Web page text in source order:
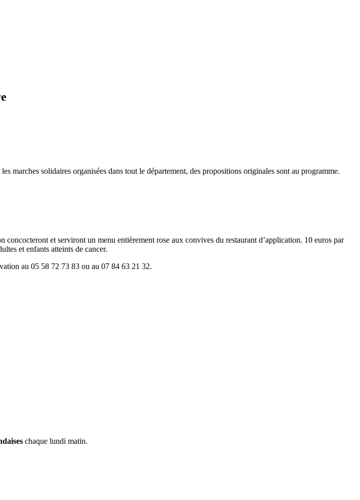
marches solidaires organisées dans tout le département, des propositions originales sont au programme.
et serviront un menu entièrement rose aux convives du restaurant d’application. 10 euros par
et enfants atteints de cancer.
au 05 58 72 73 83 ou au 07 84 63 21 32.
chaque lundi matin.